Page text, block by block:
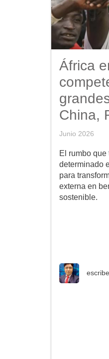
África
China,
Junio 2026
El rumbo que
determinado
para
externa en
sostenible.